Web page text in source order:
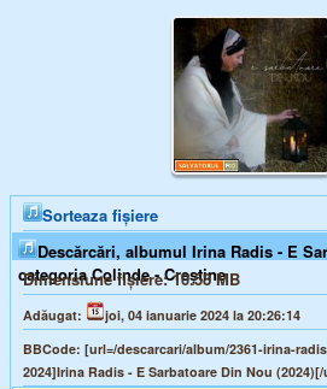
Sorteaza fișiere
Descărcări, albumul Irina Radis - E
categoria Colinde - Creștine
Dimensiune fișiere:10.58 MB
Adăugat:
joi, 04 ianuarie 2024 la 20:26:14
BBCode: [url=/descarcari/album/2361-irina-
2024]Irina Radis - E Sarbatoare Din Nou